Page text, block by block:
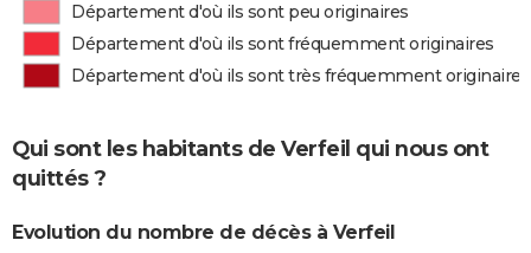
Département d'où ils sont peu originaires
Département d'où ils sont fréquemment originaires
Département d'où ils sont très fréquemment originaires
Qui sont les habitants de Verfeil qui nous ont
quittés ?
Evolution du nombre de décès à Verfeil